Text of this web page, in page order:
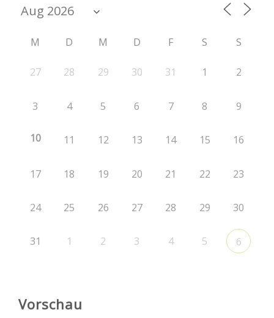
M D M D F S S
27 28 29 30 31 1 2
3 4 5 6 7 8 9
10 11 12 13 14 15 16
17 18 19 20 21 22 23
24 25 26 27 28 29 30
31 1 2 3 4 5 6
Vorschau